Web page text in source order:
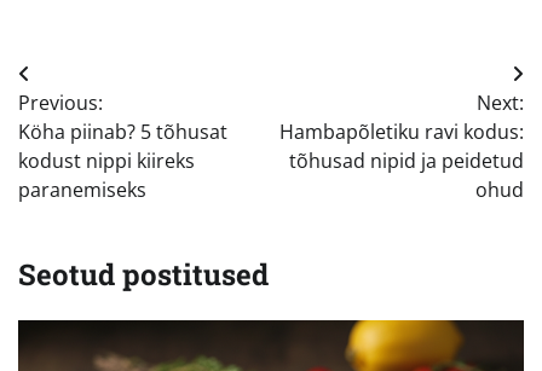
Navigeerimine
Previous:
Köha piinab? 5 tõhusat
kodust nippi kiireks
paranemiseks
Next:
Hambapõletiku ravi kodus:
tõhusad nipid ja peidetud
ohud
Seotud postitused